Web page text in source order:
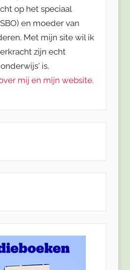
op het speciaal
en moeder van
Met mijn site wil ik
zijn echt
is.
mij en mijn website.